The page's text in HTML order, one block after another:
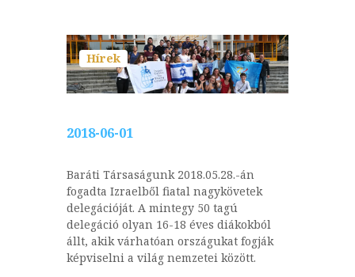
Hírek
2018-06-01
Baráti Társaságunk 2018.05.28.-án
fogadta Izraelből fiatal nagykövetek
delegációját. A mintegy 50 tagú
delegáció olyan 16-18 éves diákokból
állt, akik várhatóan országukat fogják
képviselni a világ nemzetei között.